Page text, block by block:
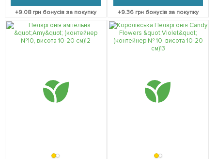
+9.08грн бонусів за покупку +9.36грн бонусів за покупку